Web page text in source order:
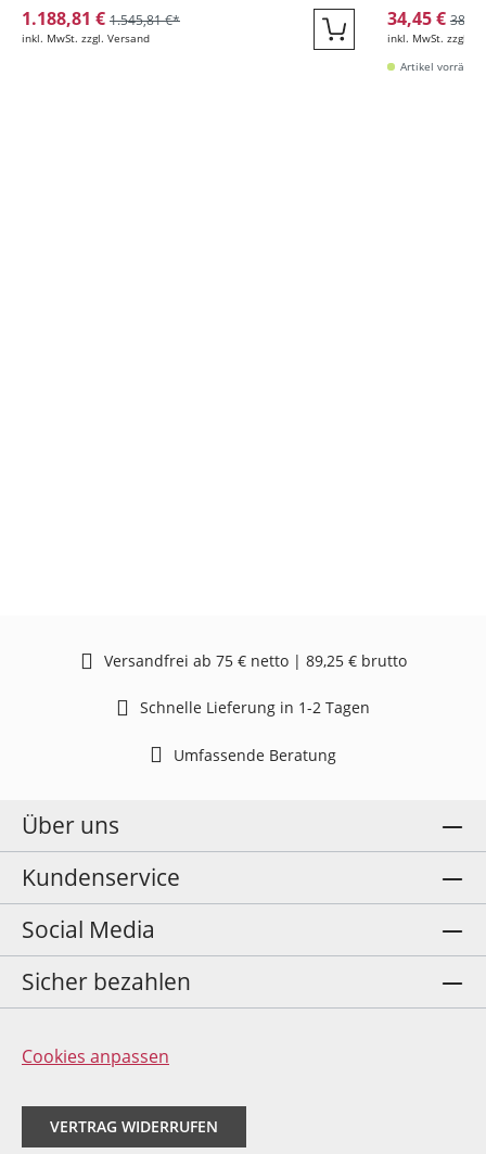
1.188,81 € 1.545,81 €*
inkl. MwSt. zzgl. Versand Quickbuy
34,45 €
inkl. MwSt. zzgl.
Artikel vorrätig
Versandfrei ab 75 € netto | 89,25 € brutto
Schnelle Lieferung in 1-2 Tagen
Umfassende Beratung
Über uns
Kundenservice
Social Media
Sicher bezahlen
Cookies anpassen
VERTRAG WIDERRUFEN